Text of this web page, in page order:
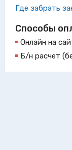
Где забрать
Способы
Онлайн на
Б/н расчет